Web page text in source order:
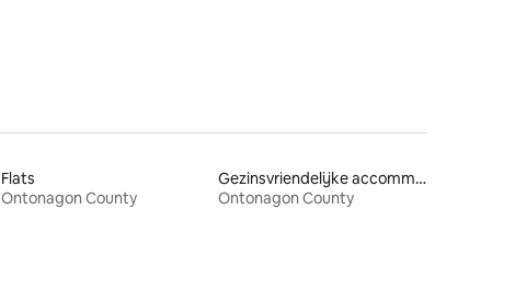
Flats
Ontonagon County
Gezinsvriendelijke accommodaties
Ontonagon County